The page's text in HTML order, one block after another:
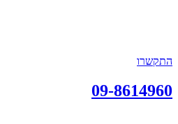
התקשרו
09-8614960